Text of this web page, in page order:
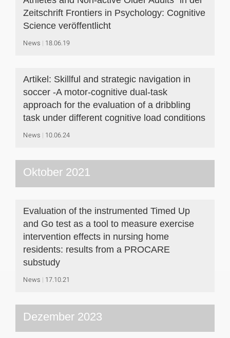
Zeitschrift Frontiers in Psychology: Cognitive
Science veröffentlicht
News 18.06.19
Artikel: Skillful and strategic navigation in
soccer -A motor-cognitive dual-task
approach for the evaluation of a dribbling
task under different cognitive load conditions
News 10.06.24
Oktober 2021
Evaluation of the instrumented Timed Up
and Go test as a tool to measure exercise
intervention effects in nursing home
residents: results from a PROCARE
substudy
News 17.10.21
Dezember 2023